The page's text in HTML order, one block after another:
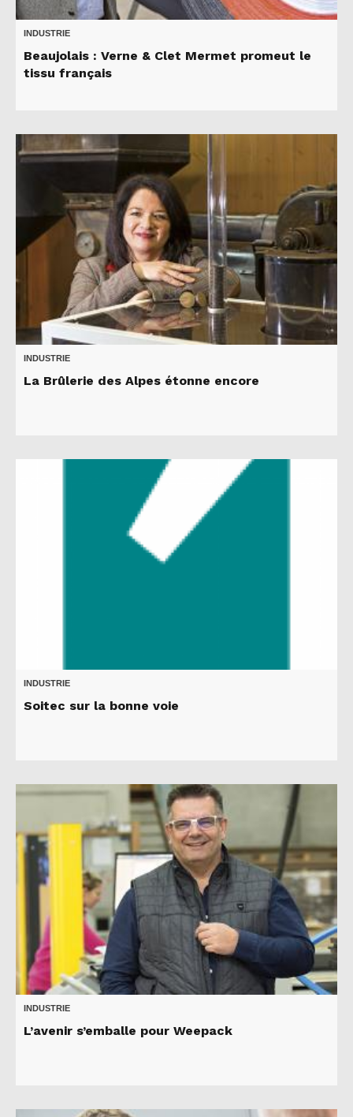
INDUSTRIE
Beaujolais : Verne & Clet Mermet promeut le
tissu français
INDUSTRIE
La Brûlerie des Alpes étonne encore
INDUSTRIE
Soitec sur la bonne voie
INDUSTRIE
L’avenir s’emballe pour Weepack